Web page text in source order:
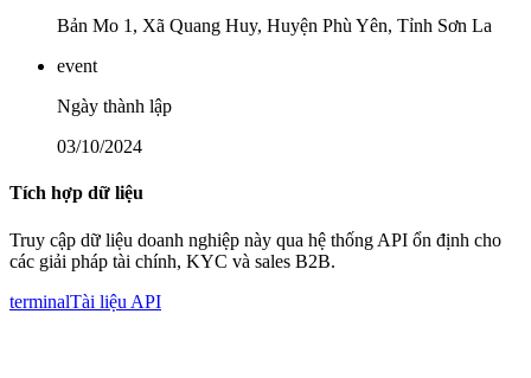
Bản Mo 1, Xã Quang Huy, Huyện Phù Yên, Tỉnh Sơn La
event
Ngày thành lập
03/10/2024
Tích hợp dữ liệu
Truy cập dữ liệu doanh nghiệp này qua hệ thống API ổn định cho
các giải pháp tài chính, KYC và sales B2B.
terminalTài liệu API